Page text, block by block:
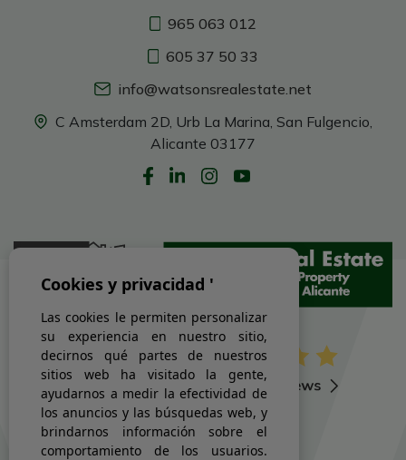
965 063 012
605 37 50 33
info@watsonsrealestate.net
C Amsterdam 2D, Urb La Marina, San Fulgencio,
Alicante 03177
Cookies y privacidad '
Las cookies le permiten personalizar
su experiencia en nuestro sitio,
decirnos qué partes de nuestros
sitios web ha visitado la gente,
ayudarnos a medir la efectividad de
los anuncios y las búsquedas web, y
brindarnos información sobre el
comportamiento de los usuarios.